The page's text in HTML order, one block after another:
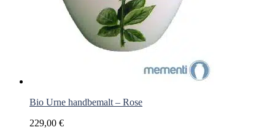
Bio Urne handbemalt – Rose
229,00 €